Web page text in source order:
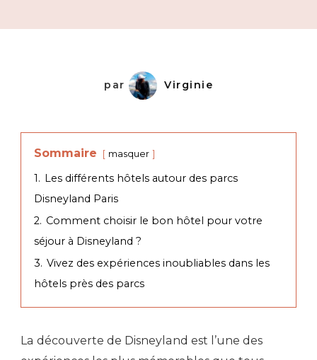
par Virginie
Sommaire masquer
1. Les différents hôtels autour des parcs
Disneyland Paris
2. Comment choisir le bon hôtel pour votre
séjour à Disneyland ?
3. Vivez des expériences inoubliables dans les
hôtels près des parcs
La découverte de Disneyland est l’une des